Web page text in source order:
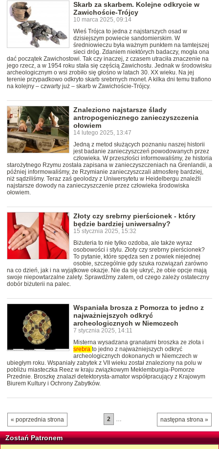
Skarb za skarbem. Kolejne odkrycie w
Zawichoście-Trójcy
10 marca 2025, 09:14
Wieś Trójca to jedna z najstarszych osad w
dzisiejszym powiecie sandomierskim. W
średniowieczu była ważnym punktem na tamtejszej
sieci dróg. Zdaniem niektórych badaczy, mogła ona
dać początek Zawichostowi. Tak czy inaczej, z czasem utraciła znaczenie na
jego rzecz, a w 1954 roku stała się częścią Zawichostu. Jednak w środowisku
archeologicznym o wsi zrobiło się głośno w latach 30. XX wieku. Na jej
terenie przypadkowo odkryto skarb srebrnych monet. A kilka dni temu trafiono
na kolejny – czwarty już – skarb w Zawichoście-Trójcy.
Znaleziono najstarsze ślady
antropogenicznego zanieczyszczenia
ołowiem
14 lutego 2025, 13:47
Jedną z metod służących poznaniu naszej historii
jest badanie zanieczyszczeń powodowanych przez
człowieka. W przeszłości informowaliśmy, że historia
starożytnego Rzymu została zapisana w zanieczyszczeniach na Grenlandii, a
później informowaliśmy, że Rzymianie zanieczyszczali atmosferę bardziej,
niż sądziliśmy. Teraz zaś geolodzy z Uniwersytetu w Heidelbergu znaleźli
najstarsze dowody na zanieczyszczenie przez człowieka środowiska
ołowiem.
Złoty czy srebrny pierścionek - który
będzie bardziej uniwersalny?
15 stycznia 2025, 15:32
Biżuteria to nie tylko ozdoba, ale także wyraz
osobowości i stylu. Złoty czy srebrny pierścionek?
To pytanie, które spędza sen z powiek niejednej
osobie, szczególnie gdy szuka rozwiązań zarówno
na co dzień, jak i na wyjątkowe okazje. Nie da się ukryć, że obie opcje mają
swoje niepowtarzalne zalety. Sprawdźmy zatem, od czego zależy ostateczny
dobór biżuterii na palec.
Wspaniała brosza z Pomorza to jedno z
najważniejszych odkryć
archeologicznych w Niemczech
7 stycznia 2025, 14:11
Misterna wysadzana granatami broszka ze złota i
srebra to jedno z najważniejszych odkryć
archeologicznych dokonanych w Niemczech w
ubiegłym roku. Wspaniały zabytek z VII wieku został znaleziony na polu w
pobliżu miasteczka Reez w kraju związkowym Meklemburgia-Pomorze
Przednie. Broszkę znalazł detektorysta-amator współpracujący z Krajowym
Biurem Kultury i Ochrony Zabytków.
« poprzednia strona następna strona »
2 …
Zostań Patronem